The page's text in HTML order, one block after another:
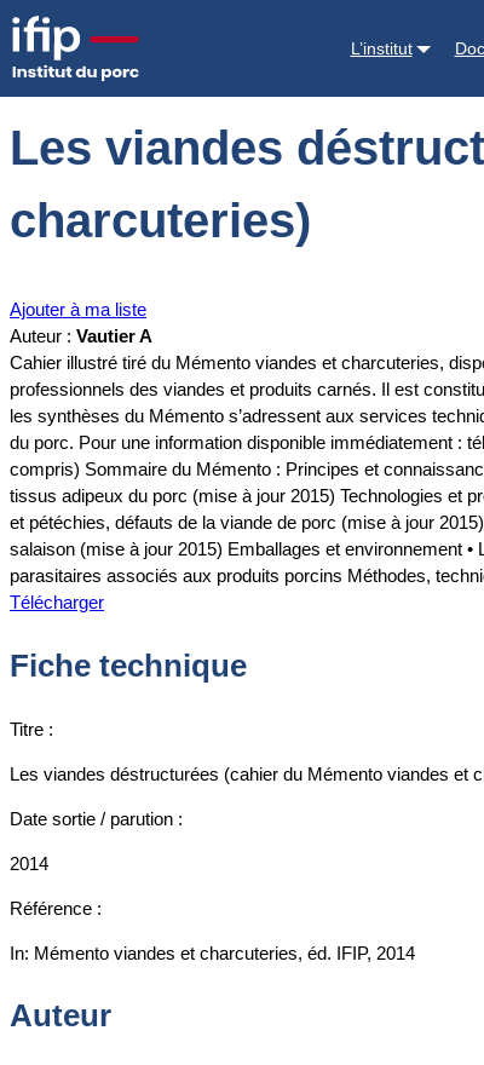
L’institut
Accueil Documentations
Les viandes
charcuteries)
Ajouter à ma liste
Auteur : Vautier A
Cahier illustré tiré du Mémento viandes et charcuteries,
professionnels des viandes et produits carnés. Il est
les synthèses du Mémento s’adressent aux services
du porc. Pour une information disponible immédiatement :
compris) Sommaire du Mémento : Principes et
tissus adipeux du porc (mise à jour 2015) Technologies et
et pétéchies, défauts de la viande de porc (mise à jour
salaison (mise à jour 2015) Emballages et environnement
parasitaires associés aux produits porcins Méthodes,
Télécharger
Fiche technique
Titre :
Les viandes déstructurées (cahier du Mémento viandes et
Date sortie / parution :
2014
Référence :
In: Mémento viandes et charcuteries, éd. IFIP, 2014
Auteur